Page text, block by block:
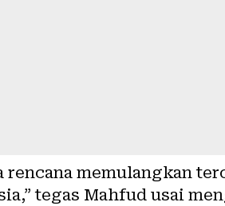
memulangkan
tegas Mahfud usai